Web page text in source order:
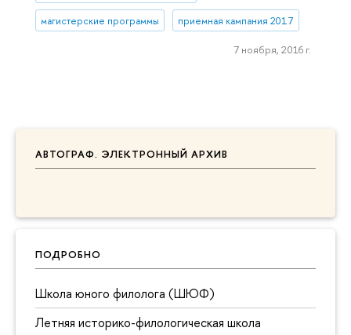
АВТОГРАФ. ЭЛЕКТРОННЫЙ АРХИВ
ПОДРОБНО
Школа юного филолога (ШЮФ)
Летняя историко-филологическая школа
магистерские программы приемная кампания 2017
7 ноября, 2016 г.